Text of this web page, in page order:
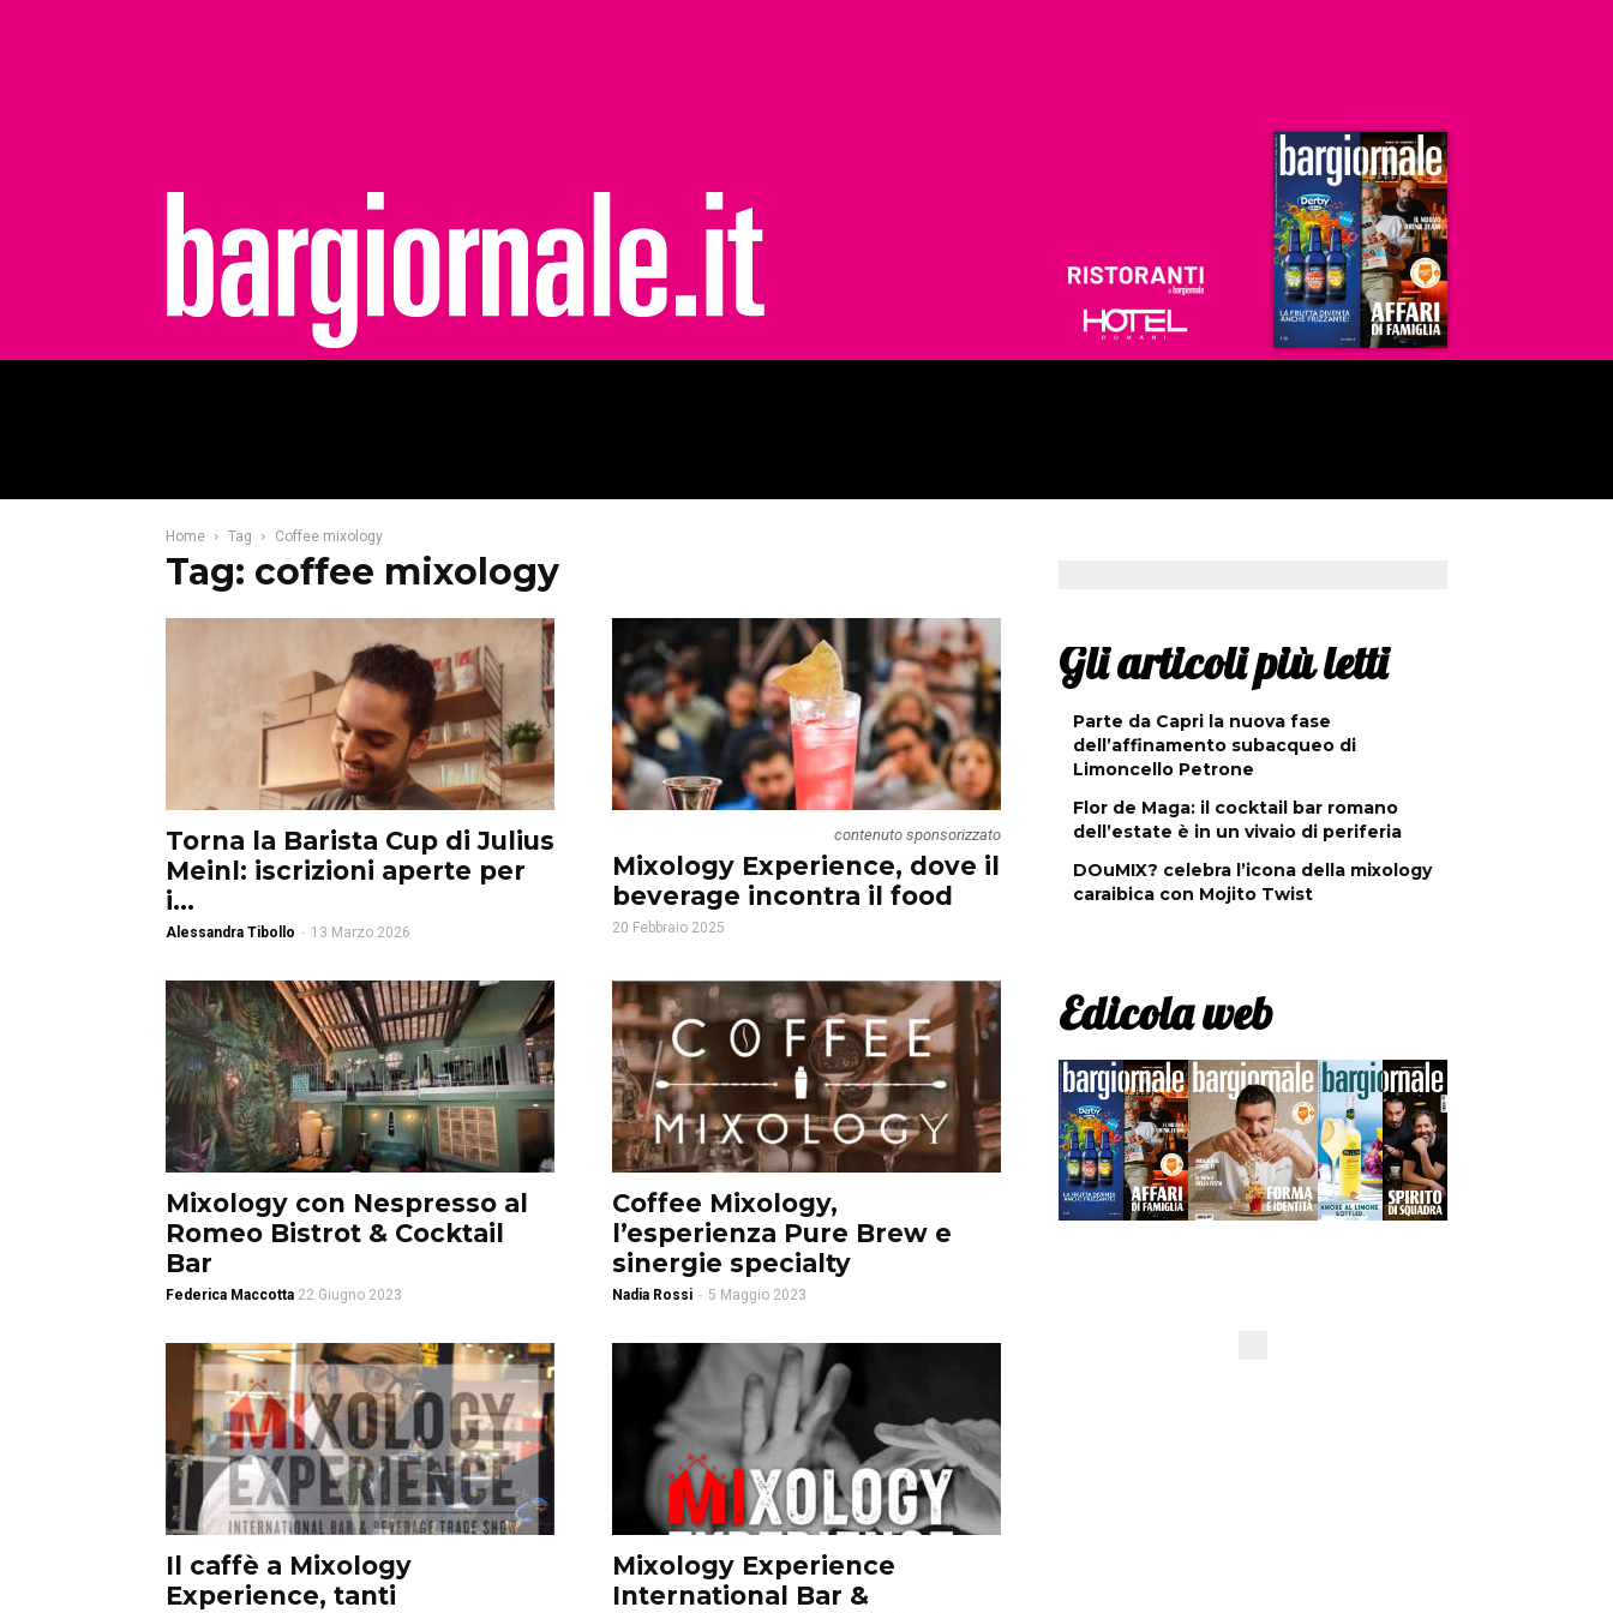
Ristoranti
Hoteldomani
Home Tag Coffee mixology
Tag: coffee mixology
Torna la Barista Cup di Julius
Meinl: iscrizioni aperte per
i...
Alessandra Tibollo - 13 Marzo 2026
contenuto sponsorizzato
Mixology Experience, dove il
beverage incontra il food
20 Febbraio 2025
Mixology con Nespresso al
Romeo Bistrot & Cocktail
Bar
Federica Maccotta 22 Giugno 2023
Coffee Mixology,
l’esperienza Pure Brew e
sinergie specialty
Nadia Rossi - 5 Maggio 2023
Il caffè a Mixology
Experience, tanti
Mixology Experience
International Bar &
Gli articoli più letti
Parte da Capri la nuova fase
dell’affinamento subacqueo di
Limoncello Petrone
Flor de Maga: il cocktail bar romano
dell’estate è in un vivaio di periferia
DOuMIX? celebra l’icona della mixology
caraibica con Mojito Twist
Edicola web